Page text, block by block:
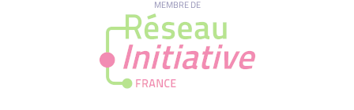
MEMBRE DE